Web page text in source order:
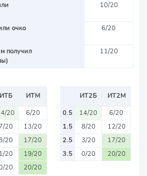
10/20
очко
6/20
получил
11/20
ИТБ
ИТМ
20
6/20
20
13/20
20
17/20
1/20
19/20
20 20/20
ИТ2Б
ИТ2М
0.5
14/20
6/20
1.5
8/20
12/20
2.5
3/20
17/20
3.5
0/20 20/20